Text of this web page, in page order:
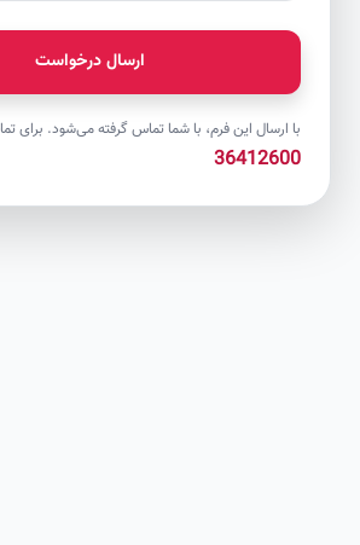
ارسال درخواست
با ارسال این فرم، با شما تماس گرفته می‌شود. برای تماس فوری:
36412600